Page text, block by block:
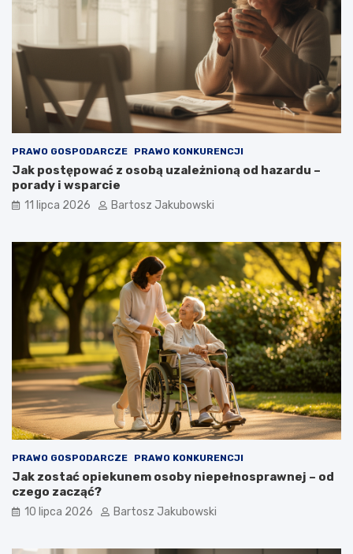
PRAWO GOSPODARCZE PRAWO KONKURENCJI
Jak postępować z osobą uzależnioną od hazardu –
porady i wsparcie
11 lipca 2026 Bartosz Jakubowski
PRAWO GOSPODARCZE PRAWO KONKURENCJI
Jak zostać opiekunem osoby niepełnosprawnej – od
czego zacząć?
10 lipca 2026 Bartosz Jakubowski